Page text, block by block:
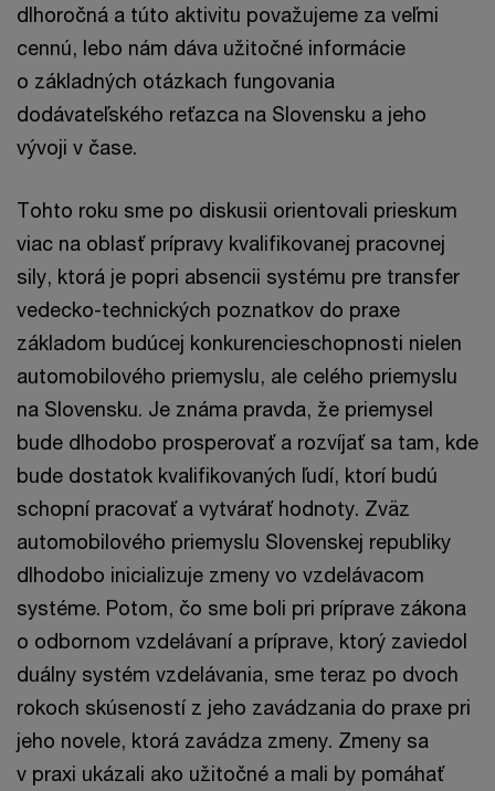
dlhoročná a túto aktivitu považujeme za veľmi
cennú, lebo nám dáva užitočné informácie
o základných otázkach fungovania
dodávateľského reťazca na Slovensku a jeho
vývoji v čase.
Tohto roku sme po diskusii orientovali prieskum
viac na oblasť prípravy kvalifikovanej pracovnej
sily, ktorá je popri absencii systému pre transfer
vedecko-technických poznatkov do praxe
základom budúcej konkurencieschopnosti nielen
automobilového priemyslu, ale celého priemyslu
na Slovensku. Je známa pravda, že priemysel
bude dlhodobo prosperovať a rozvíjať sa tam, kde
bude dostatok kvalifikovaných ľudí, ktorí budú
schopní pracovať a vytvárať hodnoty. Zväz
automobilového priemyslu Slovenskej republiky
dlhodobo inicializuje zmeny vo vzdelávacom
systéme. Potom, čo sme boli pri príprave zákona
o odbornom vzdelávaní a príprave, ktorý zaviedol
duálny systém vzdelávania, sme teraz po dvoch
rokoch skúseností z jeho zavádzania do praxe pri
jeho novele, ktorá zavádza zmeny. Zmeny sa
v praxi ukázali ako užitočné a mali by pomáhať